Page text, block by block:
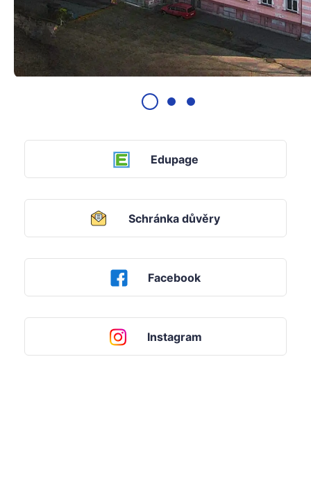
Edupage
Schránka důvěry
Facebook
Instagram